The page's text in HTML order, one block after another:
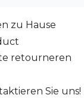
zu Hause
retourneren
Sie uns!